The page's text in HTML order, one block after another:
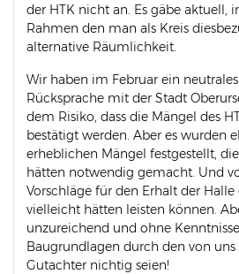
der HTK nicht an. Es gäbe aktuell,
Rahmen den man als Kreis
alternative Räumlichkeit.
Wir haben im Februar ein
Rücksprache mit der Stadt
dem Risiko, dass die Mängel des
bestätigt werden. Aber es wurden
erheblichen Mängel festgestellt,
hätten notwendig gemacht. Und
Vorschläge für den Erhalt der
vielleicht hätten leisten können.
unzureichend und ohne
Baugrundlagen durch den von
Gutachter nichtig seien!